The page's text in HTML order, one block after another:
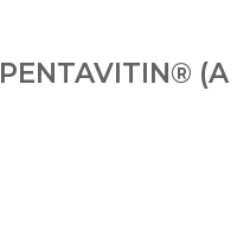
PENTAVITIN® (A